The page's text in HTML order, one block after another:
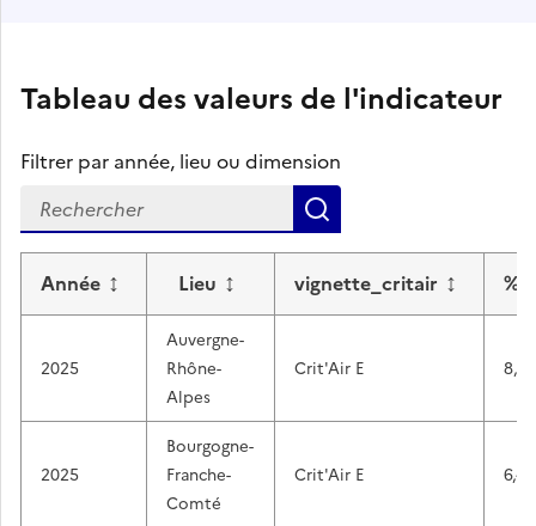
Tableau des valeurs de l'indicateur
Filtrer par année, lieu ou dimension
Année ↕ Lieu ↕ vignette_critair ↕ %
2025
Auvergne-
Rhône-
Alpes
Crit'Air E 8,9
2025
Bourgogne-
Franche-
Comté
Crit'Air E 6,4